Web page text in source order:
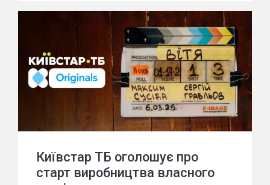
Київстар ТБ оголошує про
старт виробництва власного